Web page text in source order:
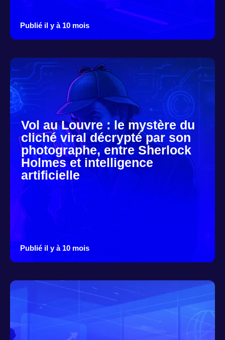
Publié il y à 10 mois
Vol au Louvre : le mystère du
cliché viral décrypté par son
photographe, entre Sherlock
Holmes et intelligence
artificielle
Publié il y à 10 mois